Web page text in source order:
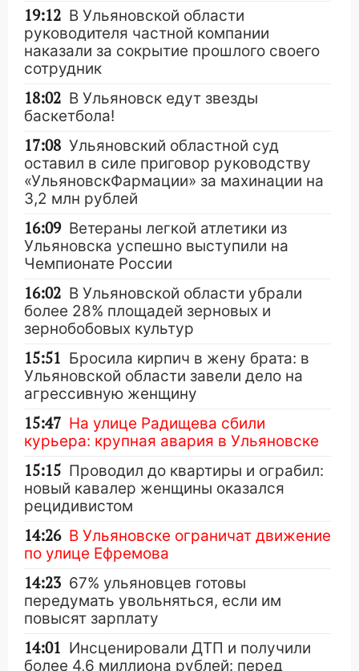
19:12 В Ульяновской области
руководителя частной компании
наказали за сокрытие прошлого своего
сотрудник
18:02 В Ульяновск едут звезды
баскетбола!
17:08 Ульяновский областной суд
оставил в силе приговор руководству
«УльяновскФармации» за махинации на
3,2 млн рублей
16:09 Ветераны легкой атлетики из
Ульяновска успешно выступили на
Чемпионате России
16:02 В Ульяновской области убрали
более 28% площадей зерновых и
зернобобовых культур
15:51 Бросила кирпич в жену брата: в
Ульяновской области завели дело на
агрессивную женщину
15:47 На улице Радищева сбили
курьера: крупная авария в Ульяновске
15:15 Проводил до квартиры и ограбил:
новый кавалер женщины оказался
рецидивистом
14:26 В Ульяновске ограничат движение
по улице Ефремова
14:23 67% ульяновцев готовы
передумать увольняться, если им
повысят зарплату
14:01 Инсценировали ДТП и получили
более 4,6 миллиона рублей: перед